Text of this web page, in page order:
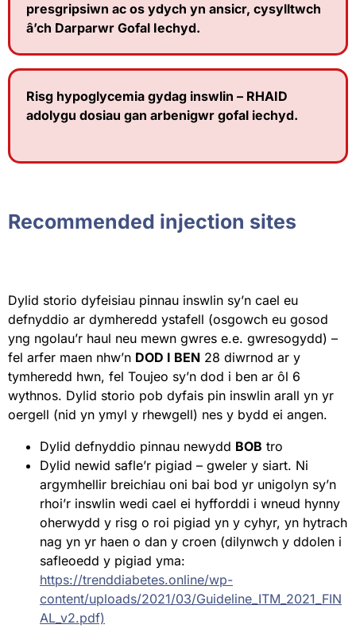
presgripsiwn ac os ydych yn ansicr, cysylltwch
â’ch Darparwr Gofal Iechyd.
Risg hypoglycemia gydag inswlin – RHAID
adolygu dosiau gan arbenigwr gofal iechyd.
Recommended injection sites
Dylid storio dyfeisiau pinnau inswlin sy’n cael eu
defnyddio ar dymheredd ystafell (osgowch eu gosod
yng ngolau’r haul neu mewn gwres e.e. gwresogydd) –
fel arfer maen nhw’n DOD I BEN 28 diwrnod ar y
tymheredd hwn, fel Toujeo sy’n dod i ben ar ôl 6
wythnos. Dylid storio pob dyfais pin inswlin arall yn yr
oergell (nid yn ymyl y rhewgell) nes y bydd ei angen.
Dylid defnyddio pinnau newydd BOB tro
Dylid newid safle’r pigiad – gweler y siart. Ni
argymhellir breichiau oni bai bod yr unigolyn sy’n
rhoi’r inswlin wedi cael ei hyfforddi i wneud hynny
oherwydd y risg o roi pigiad yn y cyhyr, yn hytrach
nag yn yr haen o dan y croen (dilynwch y ddolen i
safleoedd y pigiad yma:
https://trenddiabetes.online/wp-
content/uploads/2021/03/Guideline_ITM_2021_FIN
AL_v2.pdf)